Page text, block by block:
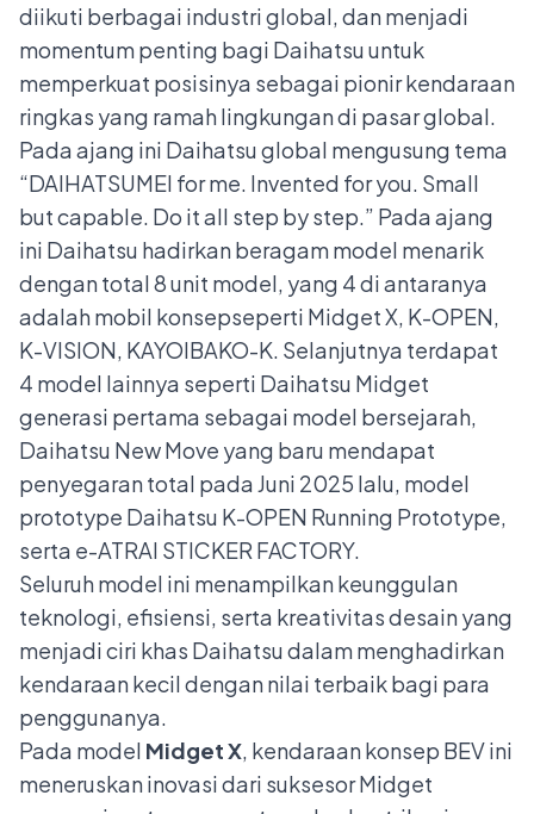
diikuti berbagai industri global, dan menjadi
momentum penting bagi Daihatsu untuk
memperkuat posisinya sebagai pionir kendaraan
ringkas yang ramah lingkungan di pasar global.
Pada ajang ini Daihatsu global mengusung tema
“DAIHATSUMEI for me. Invented for you. Small
but capable. Do it all step by step.” Pada ajang
ini Daihatsu hadirkan beragam model menarik
dengan total 8 unit model, yang 4 di antaranya
adalah mobil konsepseperti Midget X, K-OPEN,
K-VISION, KAYOIBAKO-K. Selanjutnya terdapat
4 model lainnya seperti Daihatsu Midget
generasi pertama sebagai model bersejarah,
Daihatsu New Move yang baru mendapat
penyegaran total pada Juni 2025 lalu, model
prototype Daihatsu K-OPEN Running Prototype,
serta e-ATRAI STICKER FACTORY.
Seluruh model ini menampilkan keunggulan
teknologi, efisiensi, serta kreativitas desain yang
menjadi ciri khas Daihatsu dalam menghadirkan
kendaraan kecil dengan nilai terbaik bagi para
penggunanya.
Pada model Midget X, kendaraan konsep BEV ini
meneruskan inovasi dari suksesor Midget